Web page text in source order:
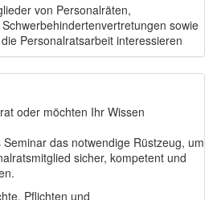
von Personalräten,
sowie
Personalratsarbeit interessieren
oder möchten Ihr Wissen
das notwendige Rüstzeug, um
sicher, kompetent und
Pflichten und